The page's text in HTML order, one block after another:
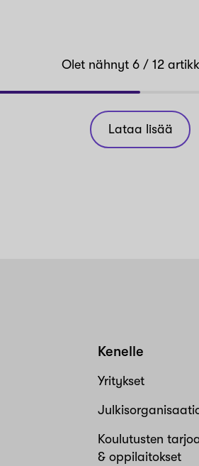
Olet nähnyt 6 / 12
Lataa lisää
Kenelle
Yritykset
Koulutusten
& oppilaitokset